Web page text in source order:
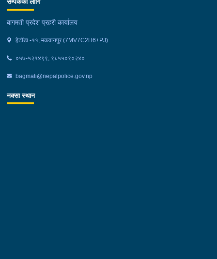
बागमती प्रदेश प्रहरी कार्यालय
हेटौंडा -११, मकवानपुर (7MV7C2H6+PJ)
०५७-५२१४९९, ९८५५०९०२४०
bagmati@nepalpolice.gov.np
नक्सा स्थान